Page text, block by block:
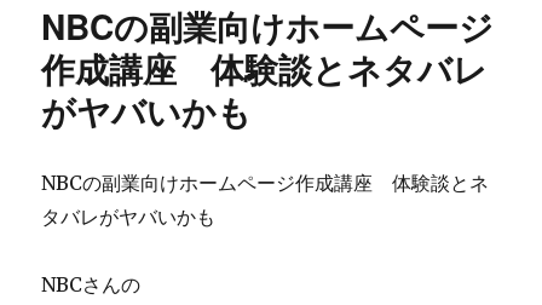
NBCの副業向けホームページ
作成講座 体験談とネタバレ
がヤバいかも
NBCの副業向けホームページ作成講座 体験談とネ
タバレがヤバいかも
NBCさんの